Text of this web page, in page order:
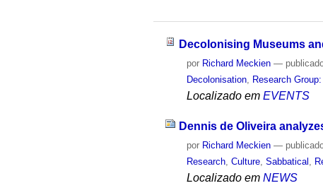
Decolonising Museums
por Richard Meckien —
Decolonisation
Research
Localizado em EVENTS
Dennis de Oliveira
por Richard Meckien —
Research ,Culture ,Sabbatical
Localizado em NEWS